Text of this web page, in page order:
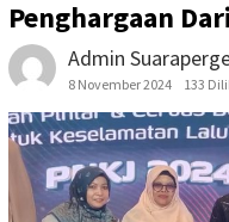
Penghargaan
Admin
8 November 2024 133